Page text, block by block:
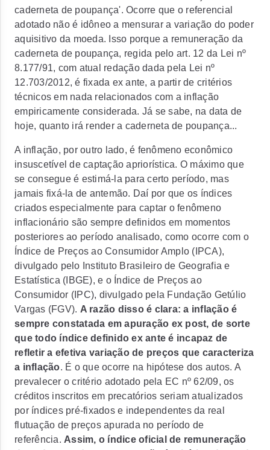
caderneta de poupança'. Ocorre que o referencial
adotado não é idôneo a mensurar a variação do poder
aquisitivo da moeda. Isso porque a remuneração da
caderneta de poupança, regida pelo art. 12 da Lei nº
8.177/91, com atual redação dada pela Lei nº
12.703/2012, é fixada ex ante, a partir de critérios
técnicos em nada relacionados com a inflação
empiricamente considerada. Já se sabe, na data de
hoje, quanto irá render a caderneta de poupança...
A inflação, por outro lado, é fenômeno econômico
insuscetível de captação apriorística. O máximo que
se consegue é estimá-la para certo período, mas
jamais fixá-la de antemão. Daí por que os índices
criados especialmente para captar o fenômeno
inflacionário são sempre definidos em momentos
posteriores ao período analisado, como ocorre com o
Índice de Preços ao Consumidor Amplo (IPCA),
divulgado pelo Instituto Brasileiro de Geografia e
Estatística (IBGE), e o Índice de Preços ao
Consumidor (IPC), divulgado pela Fundação Getúlio
Vargas (FGV). A razão disso é clara: a inflação é
sempre constatada em apuração ex post, de sorte
que todo índice definido ex ante é incapaz de
refletir a efetiva variação de preços que caracteriza
a inflação. É o que ocorre na hipótese dos autos. A
prevalecer o critério adotado pela EC nº 62/09, os
créditos inscritos em precatórios seriam atualizados
por índices pré-fixados e independentes da real
flutuação de preços apurada no período de
referência. Assim, o índice oficial de remuneração